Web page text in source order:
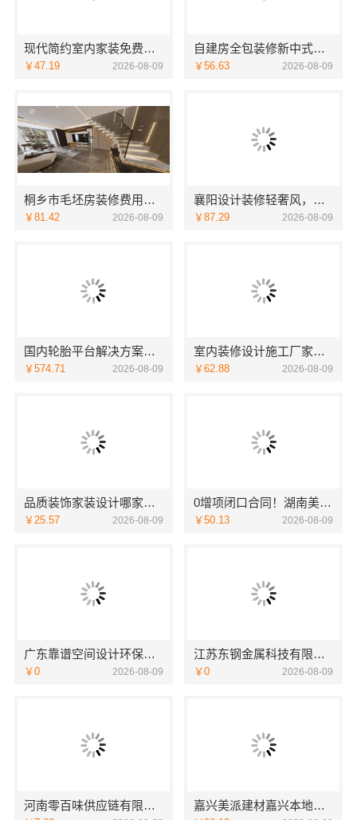
现代简约室内家装免费设计，福建尚艺空间新材料科技价格参考
￥47.19 2026-08-09
自建房全包装修新中式，中蓝建投（北京）建设有限公司武功分公司精工打造
￥56.63 2026-08-09
桐乡市毛坯房装修费用，嘉兴锦居装饰材料有限公司透明报价
￥81.42 2026-08-09
襄阳设计装修轻奢风，百年米莱空间美学装饰材料有限公司精致之选
￥87.29 2026-08-09
国内轮胎平台解决方案，湖北省腾冠畅实业贸易有限公司正品直供
￥574.71 2026-08-09
室内装修设计施工厂家江西圣匠新型环保材料有限公司
￥62.88 2026-08-09
品质装饰家装设计哪家好，佛山市雅居美家建筑装饰工程有限公司设计施工一体化
￥25.57 2026-08-09
0增项闭口合同！湖南美学筑家建材有限公司局部改造更省心
￥50.13 2026-08-09
广东靠谱空间设计环保材料广东鼎饰空间装饰工程有限公司
￥0 2026-08-09
江苏东钢金属科技有限公司全屋不锈钢定制生产基地兴化
￥0 2026-08-09
河南零百味供应链有限公司零百味低成本零食硬折扣适配全场景 嘉兴美派建材嘉兴本地家装施工全包透明报价，闭口合同零增项